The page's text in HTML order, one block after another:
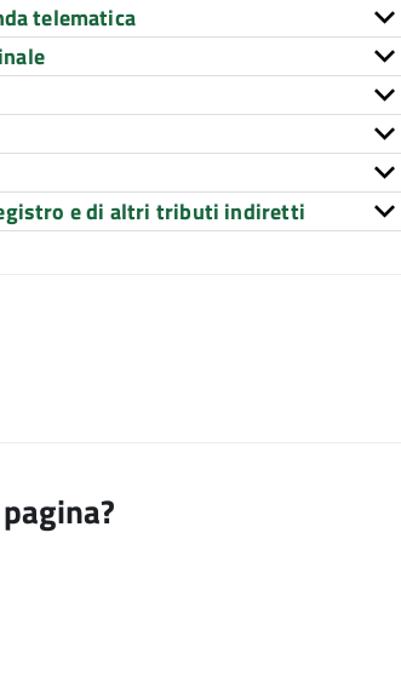
telematica
e di altri tributi indiretti